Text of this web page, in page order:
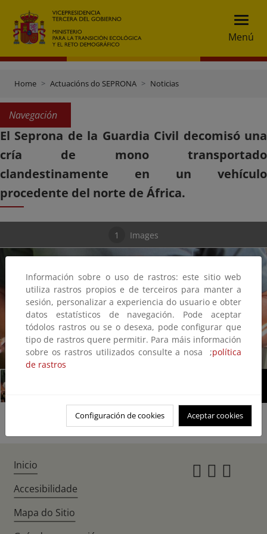
Menú
Home Actuacións do SEPRONA Noticias
Navegación
El Seprona de la Guardia Civil decomisó una
cría de mono transportado
clandestinamente en un vehículo
procedente del norte de África.
1 Images
1/1
Información sobre o uso de rastros: este sitio web
utiliza rastros propios e de terceiros para manter a
sesión, personalizar a experiencia do usuario e obter
datos estatísticos de navegación. Pode aceptar
tódolos rastros ou se o desexa, pode configurar que
tipo de rastros quere permitir. Para máis información
sobre os rastros utilizados consulte a nosa ;política
de rastros
Configuración de cookies Aceptar cookies
Inicio
Accesibilidade
Mapa do Sitio